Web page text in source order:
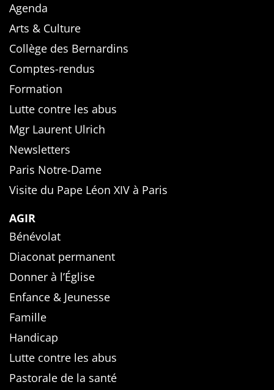
Agenda
Arts & Culture
Collège des Bernardins
Comptes-rendus
Formation
Lutte contre les abus
Mgr Laurent Ulrich
Newsletters
Paris Notre-Dame
Visite du Pape Léon XIV à Paris
AGIR
Bénévolat
Diaconat permanent
Donner à l’Église
Enfance & Jeunesse
Famille
Handicap
Lutte contre les abus
Pastorale de la santé